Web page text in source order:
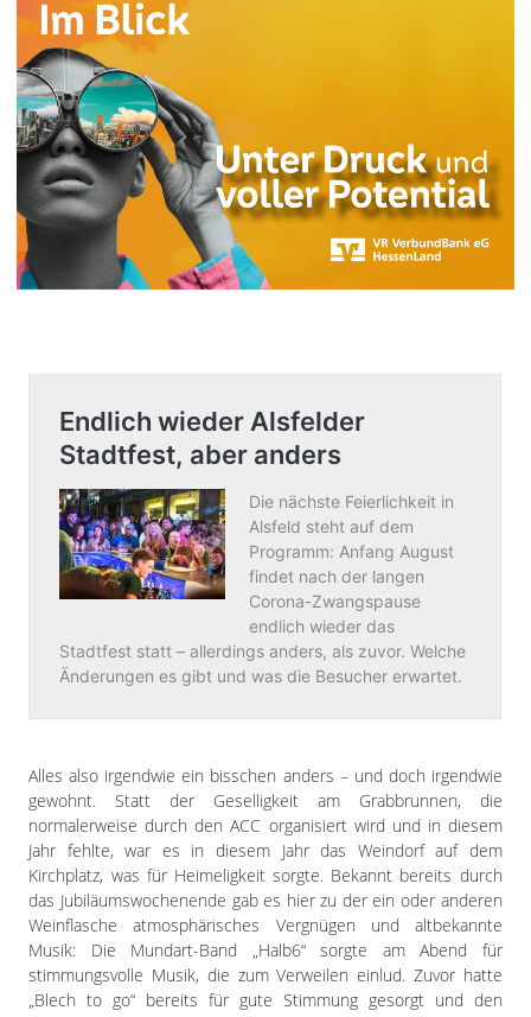
Alles also irgendwie ein bisschen anders – und doch irgendwie
gewohnt. Statt der Geselligkeit am Grabbrunnen, die
normalerweise durch den ACC organisiert wird und in diesem
Jahr fehlte, war es in diesem Jahr das Weindorf auf dem
Kirchplatz, was für Heimeligkeit sorgte. Bekannt bereits durch
das Jubiläumswochenende gab es hier zu der ein oder anderen
Weinflasche atmosphärisches Vergnügen und altbekannte
Musik: Die Mundart-Band „Halb6“ sorgte am Abend für
stimmungsvolle Musik, die zum Verweilen einlud. Zuvor hatte
„Blech to go“ bereits für gute Stimmung gesorgt und den